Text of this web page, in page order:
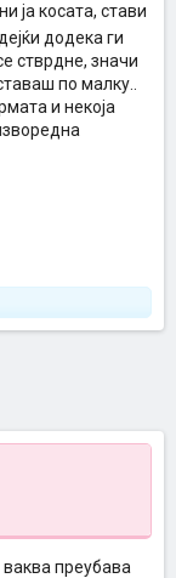
ја косата, стави
додека ги
стврдне, значи
по малку..
и некоја
преубава